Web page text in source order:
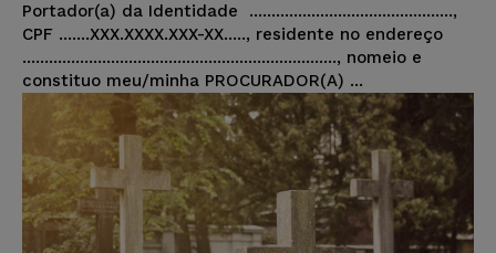
Portador(a) da Identidade ..............................................,
CPF .......XXX.XXXX.XXX-XX....., residente no endereço
......................................................................., nomeio e
constituo meu/minha PROCURADOR(A) ...